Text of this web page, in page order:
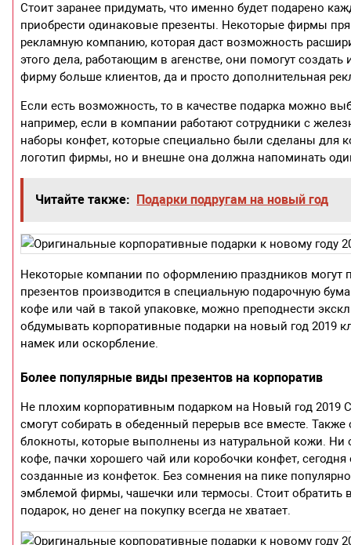
Стоит заранее придумать, что именно будет подарено
приобрести одинаковые презенты. Некоторые фирмы
рекламную компанию, которая даст возможность
этого дела, работающим в агенстве, они помогут
фирму больше клиентов, да и просто дополнительная
Если есть возможность, то в качестве подарка можно
например, если в компании работают сотрудники с
наборы конфет, которые специально были сделаны для
логотип фирмы, но и внешне она должна напоминать
Читайте также: Подарки подругам на новый год
Некоторые компании по оформлению праздников могут
презентов производится в специальную подарочную
кофе или чай в такой упаковке, можно преподнести
обдумывать корпоративные подарки на новый год 2019
намек или оскорбление.
Более популярные виды презентов на корпоратив
Не плохим корпоративным подарком на Новый год 2019
смогут собирать в обеденный перерыв все вместе.
блокноты, которые выполнены из натуральной кожи. Ни
кофе, пачки хорошего чай или коробочки конфет,
созданные из конфеток. Без сомнения на пике
эмблемой фирмы, чашечки или термосы. Стоит обратить
подарок, но денег на покупку всегда не хватает.